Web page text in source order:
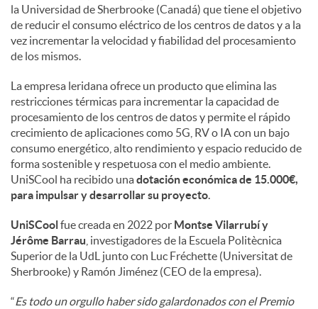
la Universidad de Sherbrooke (Canadá) que tiene el objetivo
de reducir el consumo eléctrico de los centros de datos y a la
vez incrementar la velocidad y fiabilidad del procesamiento
de los mismos.
La empresa leridana ofrece un producto que elimina las
restricciones térmicas para incrementar la capacidad de
procesamiento de los centros de datos y permite el rápido
crecimiento de aplicaciones como 5G, RV o IA con un bajo
consumo energético, alto rendimiento y espacio reducido de
forma sostenible y respetuosa con el medio ambiente.
UniSCool ha recibido unadotación económica de 15.000€,
para impulsar y desarrollar su proyecto.
UniSCool fue creada en 2022 por Montse Vilarrubí y
Jérôme Barrau , investigadores de la Escuela Politècnica
Superior de la UdL junto con Luc Fréchette (Universitat de
Sherbrooke) y Ramón Jiménez (CEO de la empresa).
“Es todo un orgullo haber sido galardonados con el Premio